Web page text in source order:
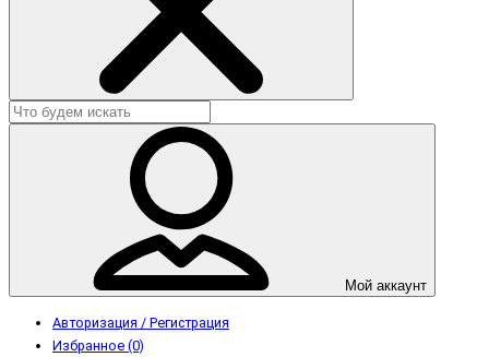
Мой аккаунт
Авторизация / Регистрация
Избранное (0)